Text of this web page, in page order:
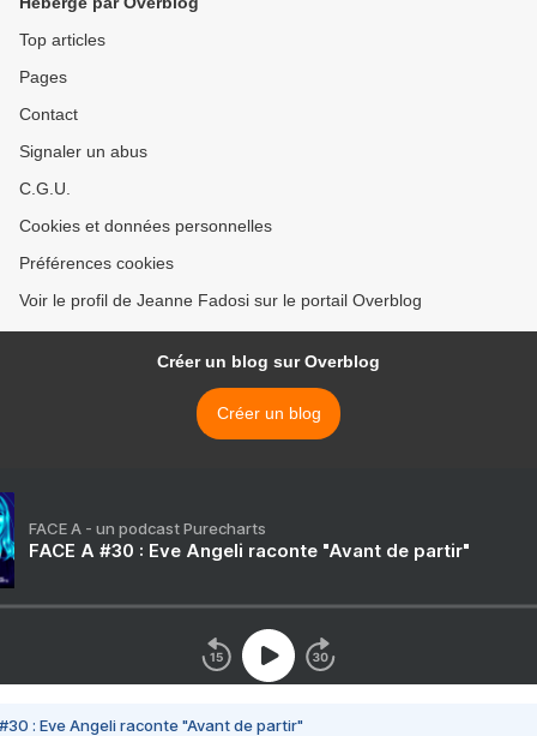
Top articles
Pages
Contact
Signaler un abus
C.G.U.
Cookies et données personnelles
Préférences cookies
Voir le profil de Jeanne Fadosi sur le portail Overblog
Créer un blog sur Overblog
Créer un blog
FACE A - un podcast Purecharts
FACE A #30 : Eve Angeli raconte "Avant de partir"
#30 : Eve Angeli raconte "Avant de partir"